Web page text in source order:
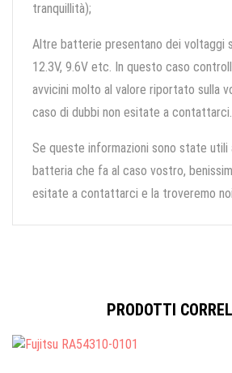
tranquillità);
Altre batterie presentano dei voltaggi
12.3V, 9.6V etc. In questo caso
avvicini molto al valore riportato sulla
caso di dubbi non esitate a contattarci.
Se queste informazioni sono state utili
batteria che fa al caso vostro,
esitate a contattarci e la troveremo
PRODOTTI